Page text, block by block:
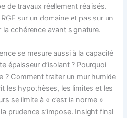
de travaux réellement réalisés.
sur un domaine et pas sur un
la cohérence avant signature.
se mesure aussi à la capacité
épaisseur d’isolant ? Pourquoi
? Comment traiter un mur humide
les hypothèses, les limites et les
se limite à « c’est la norme »
prudence s’impose. Insight final